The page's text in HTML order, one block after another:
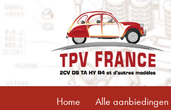
Home Alle aanbiedingen